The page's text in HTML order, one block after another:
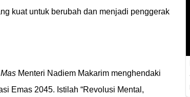
kuat untuk berubah dan menjadi penggerak
Mas Menteri Nadiem Makarim menghendaki
Emas 2045. Istilah “Revolusi Mental,